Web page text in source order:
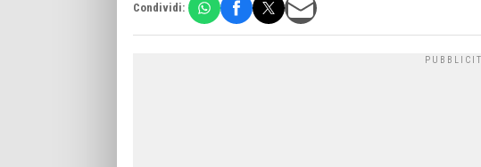
Condividi: